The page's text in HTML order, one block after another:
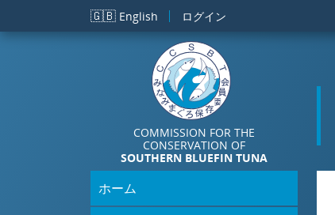
メインコンテンツに移動
🇬🇧 English ログイン
COMMISSION FOR THE
CONSERVATION OF
SOUTHERN BLUEFIN TUNA
ホーム